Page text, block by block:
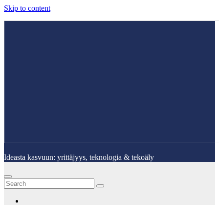
Skip to content
Ideasta kasvuun: yrittäjyys, teknologia & tekoäly